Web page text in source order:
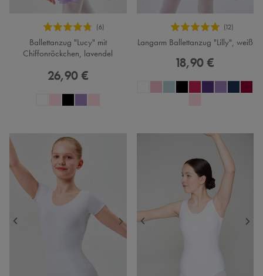
Ballettanzug "Lucy" mit
Chiffonröckchen, lavendel
26,90 €
Langarm Ballettanzug "Lilly", weiß
18,90 €